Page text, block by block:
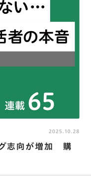
グ志向が増加 購
2025.10.28